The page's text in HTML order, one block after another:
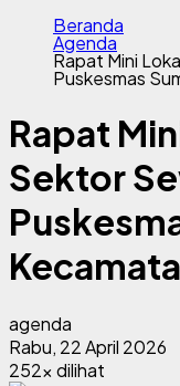
Beranda
Agenda
Rapat Mini
Puskesmas
Rapat
Sektor
agenda
Rabu, 22 April 2026
252x dilihat